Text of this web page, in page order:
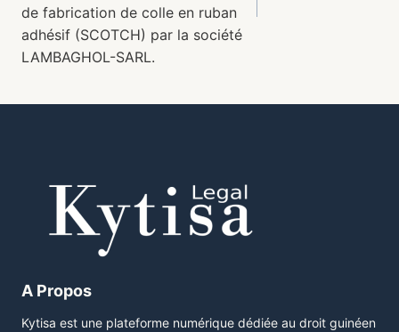
de fabrication de colle en ruban
adhésif (SCOTCH) par la société
LAMBAGHOL-SARL.
A Propos
Kytisa est une plateforme numérique dédiée au droit guinéen